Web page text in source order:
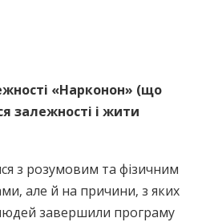
Svenska
繁體中文 (Chinese)
Nepali
Ukrainian
«Нарконон» (що
залежності і жити
з розумовим та фізичним
але й на причини, з яких
завершили програму